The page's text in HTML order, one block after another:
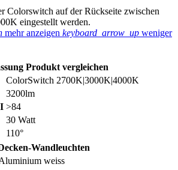
Colorswitch auf der Rückseite zwischen
eingestellt werden.
mehr anzeigen keyboard_arrow_up weniger
Produkt vergleichen
ColorSwitch 2700K|3000K|4000K
3200lm
>84
30 Watt
110°
Wandleuchten
weiss